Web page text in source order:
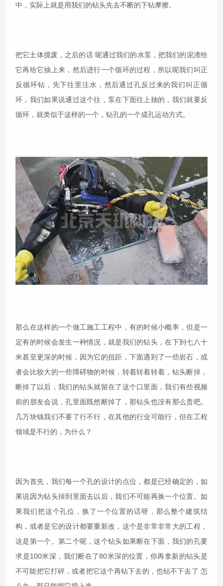
中，实际上就是用我们的钻头先去不断的下钻摩擦。
把它土体搅废，之后的话 呢通过我们的水泵，把我们的泥渣给
它再给它抽上来，然后进行一个循环的过程，所以呢我们叫正
反循环钻，先下往里注水，然后通过孔反过来的我们叫正循
环，我们如果说通过这个往，泵在下面往上抽的，我们就要反
循环，就类似于这样的一个，钻孔的一个成孔运动方式。
那么在这样的一个做工施工工程中，有的时候小概率，但是一
定有的时候会发生一种情况，就是我们的钻头，在下到七八十
米甚至更深的时候，因为它的扭距，下面遇到了一些岩石，或
者会比较大的一些障碍物的时候，转着转着转着，钻头断掉，
断掉了以后，我们的钻头就留在了这个口里面，我们有些视频
前的朋友会说，孔里面既然断掉了，那钻头也没有那么贵吧。
几万块钱我们不要了行不行，在其他的行业可能行，但在工程
领域是不行的，为什么？
因为首先，我们每一个孔的设计的点位，都是已经确定的，如
果说因为钻头掉到里面去以后，我们不可能再换一个位置。如
果我们把这个孔位，换了一个位置的话呀，那么整个建筑结
构，或者是它的设计都要重新改，这个是非常非常大的工程，
这是第一个。第二个呢，这个钻头如果断在下面，我们的孔要
求是100米深，我们断在了80米深的位置，你再拿新的钻头是
不可能把它打碎，或者把它这个再钻下去的，也钻不下去了 怎